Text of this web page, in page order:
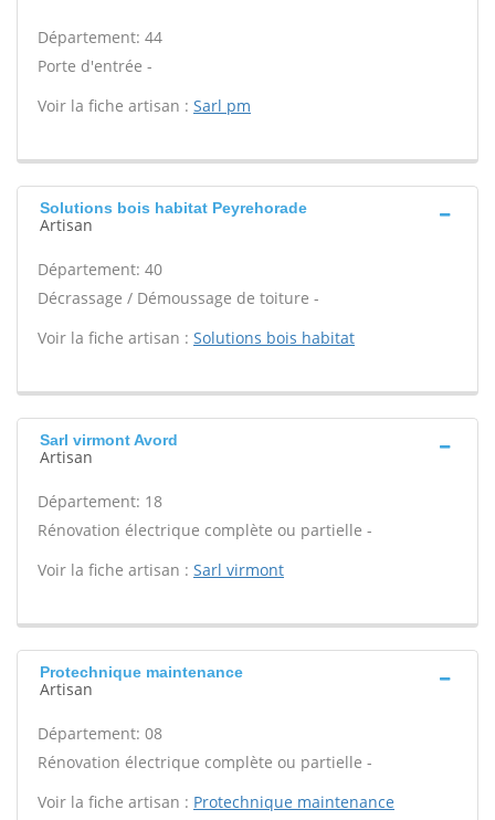
Département: 44
Porte d'entrée -
Voir la fiche artisan : Sarl pm
Solutions bois habitat Peyrehorade
Artisan
Département: 40
Décrassage / Démoussage de toiture -
Voir la fiche artisan : Solutions bois habitat
Sarl virmont Avord
Artisan
Département: 18
Rénovation électrique complète ou partielle -
Voir la fiche artisan : Sarl virmont
Protechnique maintenance
Artisan
Département: 08
Rénovation électrique complète ou partielle -
Voir la fiche artisan : Protechnique maintenance